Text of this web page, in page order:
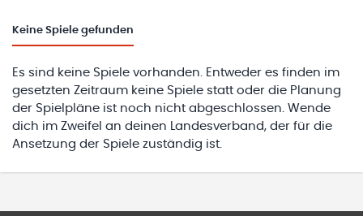
Keine Spiele gefunden
Es sind keine Spiele vorhanden. Entweder es finden im
gesetzten Zeitraum keine Spiele statt oder die Planung
der Spielpläne ist noch nicht abgeschlossen. Wende
dich im Zweifel an deinen Landesverband, der für die
Ansetzung der Spiele zuständig ist.